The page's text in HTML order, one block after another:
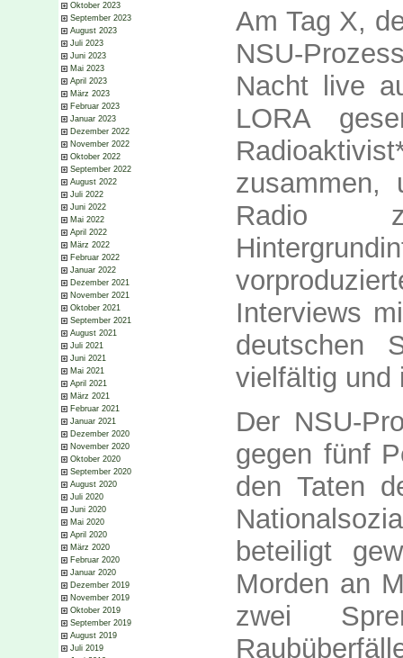
Oktober 2023
September 2023
August 2023
Juli 2023
Juni 2023
Mai 2023
April 2023
März 2023
Februar 2023
Januar 2023
Dezember 2022
November 2022
Oktober 2022
September 2022
August 2022
Juli 2022
Juni 2022
Mai 2022
April 2022
März 2022
Februar 2022
Januar 2022
Dezember 2021
November 2021
Oktober 2021
September 2021
August 2021
Juli 2021
Juni 2021
Mai 2021
April 2021
März 2021
Februar 2021
Januar 2021
Dezember 2020
November 2020
Oktober 2020
September 2020
August 2020
Juli 2020
Juni 2020
Mai 2020
April 2020
März 2020
Februar 2020
Januar 2020
Dezember 2019
November 2019
Oktober 2019
September 2019
August 2019
Juli 2019
Am Tag X,
NSU-
Nacht live
LORA
zusammen,
Radio
Interviews
deutschen
vielfältig und
Der NSU-
gegen fünf
den Taten
beteiligt
Morden an
zwei